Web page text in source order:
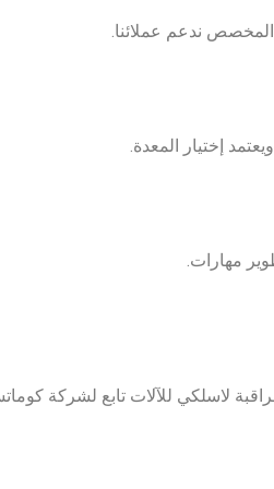
ندعم عملائنا.
إختيار المعدة.
مهارات.
لاسلكي للآلات تابع لشركة